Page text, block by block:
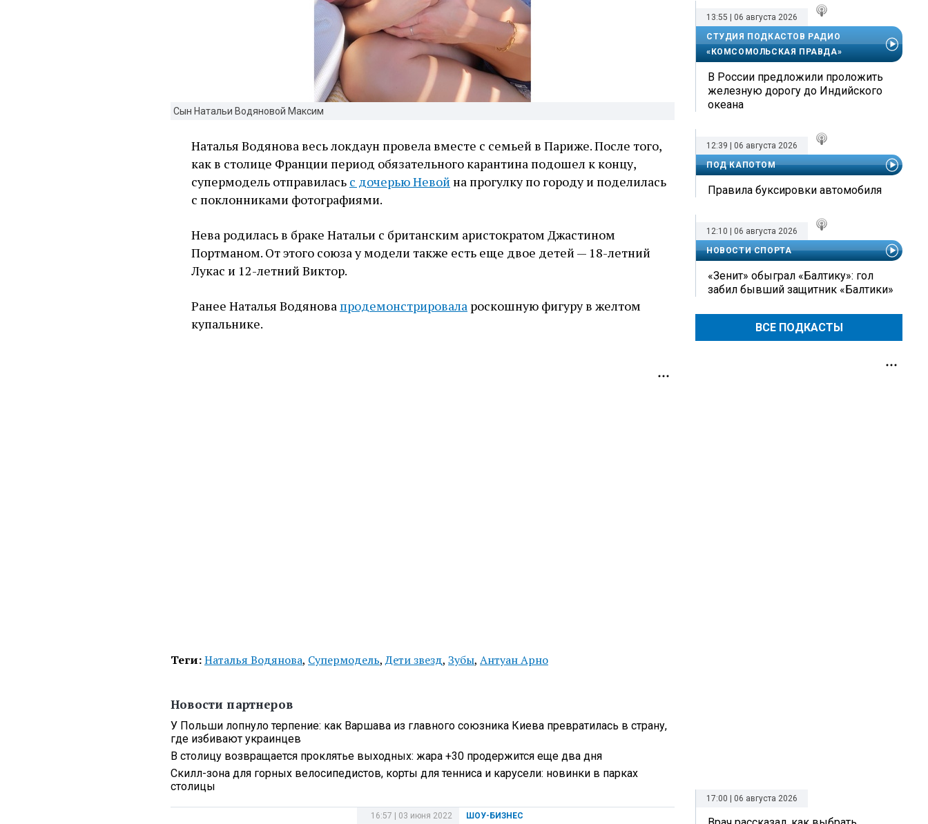
Сын Натальи Водяновой Максим
Наталья Водянова весь локдаун провела вместе с семьей в Париже. После того,
как в столице Франции период обязательного карантина подошел к концу,
супермодель отправилась с дочерью Невойна прогулку по городу и поделилась
с поклонниками фотографиями.
Нева родилась в браке Натальи с британским аристократом Джастином
Портманом. От этого союза у модели также есть еще двое детей — 18-летний
Лукас и 12-летний Виктор.
Ранее Наталья Водянова продемонстрировала роскошную фигуру в желтом
купальнике.
Теги:Наталья Водянова, Супермодель,Дети звезд, Зубы, Антуан Арно
Новости партнеров
У Польши лопнуло терпение: как Варшава из главного союзника Киева превратилась в страну,
где избивают украинцев
В столицу возвращается проклятье выходных: жара +30 продержится еще два дня
Скилл-зона для горных велосипедистов, корты для тенниса и карусели: новинки в парках
столицы
ШОУ-БИЗНЕС
16:57 | 03 июня 2022
13:55 | 06 августа 2026
СТУДИЯ ПОДКАСТОВ РАДИО
«КОМСОМОЛЬСКАЯ ПРАВДА»
В России предложили проложить
железную дорогу до Индийского
океана
12:39 | 06 августа 2026
ПОД КАПОТОМ
Правила буксировки автомобиля
12:10 | 06 августа 2026
НОВОСТИ СПОРТА
«Зенит» обыграл «Балтику»: гол
забил бывший защитник «Балтики»
ВСЕ ПОДКАСТЫ
17:00 | 06 августа 2026